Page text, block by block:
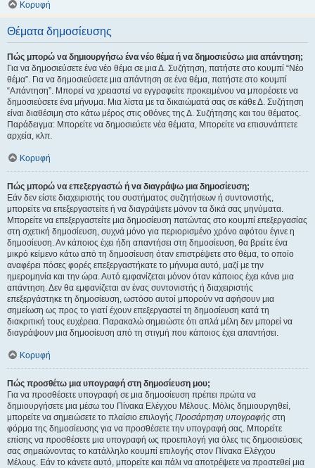
Κορυφή
Θέματα δημοσίευσης
Πώς μπορώ να δημιουργήσω ένα νέο θέμα ή να δημοσιεύσω μια απάντηση;
Για να δημοσιεύσετε ένα νέο θέμα σε μια Δ. Συζήτηση, πατήστε στο κουμπί “Νέο
θέμα”. Για να δημοσιεύσετε μια απάντηση σε ένα θέμα, πατήστε στο κουμπί
“Απάντηση”. Μπορεί να χρειαστεί να εγγραφείτε προκειμένου να μπορέσετε να
δημοσιεύσετε ένα μήνυμα. Μια λίστα με τα δικαιώματά σας σε κάθε Δ. Συζήτηση
είναι διαθέσιμη στο κάτω μέρος στις οθόνες της Δ. Συζήτησης και του θέματος.
Παράδειγμα: Μπορείτε να δημοσιεύετε νέα θέματα, Μπορείτε να επισυνάπτετε
αρχεία, κλπ.
Κορυφή
Πώς μπορώ να επεξεργαστώ ή να διαγράψω μια δημοσίευση;
Εάν δεν είστε διαχειριστής του συστήματος συζητήσεων ή συντονιστής,
μπορείτε να επεξεργαστείτε ή να διαγράψετε μόνον τα δικά σας μηνύματα.
Μπορείτε να επεξεργαστείτε μια δημοσίευση πατώντας στο κουμπί επεξεργασίας
στη σχετική δημοσίευση, συχνά μόνο για περιορισμένο χρόνο αφότου έγινε η
δημοσίευση. Αν κάποιος έχει ήδη απαντήσει στη δημοσίευση, θα βρείτε ένα
μικρό κείμενο κάτω από τη δημοσίευση όταν επιστρέψετε στο θέμα, το οποίο
αναφέρει πόσες φορές επεξεργαστήκατε το μήνυμα αυτό, μαζί με την
ημερομηνία και την ώρα. Αυτό εμφανίζεται μόνον όταν κάποιος έχει κάνει μια
απάντηση. Δεν θα εμφανίζεται αν ένας συντονιστής ή διαχειριστής
επεξεργάστηκε τη δημοσίευση, ωστόσο αυτοί μπορούν να αφήσουν μια
σημείωση ως προς το γιατί έχουν επεξεργαστεί τη δημοσίευση κατά τη
διακριτική τους ευχέρεια. Παρακαλώ σημειώστε ότι απλά μέλη δεν μπορεί να
διαγράψουν μια δημοσίευση από τη στιγμή που κάποιος έχει απαντήσει.
Κορυφή
Πώς προσθέτω μια υπογραφή στη δημοσίευση μου;
Για να προσθέσετε υπογραφή σε μια δημοσίευση πρέπει πρώτα να
δημιουργήσετε μια μέσω του Πίνακα Ελέγχου Μέλους. Μόλις δημιουργηθεί,
μπορείτε να σημειώσετε το πλαίσιο επιλογής Προσάρτηση υπογραφής στη
φόρμα της δημοσίευσης για να προσθέσετε την υπογραφή σας. Μπορείτε
επίσης να προσθέσετε μια υπογραφή ως προεπιλογή για όλες τις δημοσιεύσεις
σας σημειώνοντας το κατάλληλο κουμπί επιλογής στον Πίνακα Ελέγχου
Μέλους. Εάν το κάνετε αυτό, μπορείτε και πάλι να αποτρέψετε να προστεθεί μια